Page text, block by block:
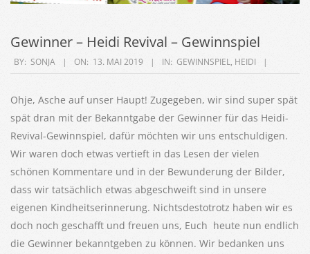
Gewinner – Heidi Revival – Gewinnspiel
2019-
13
BY: SONJA ON: 13. MAI 2019 IN: GEWINNSPIEL, HEIDI
Ohje, Asche auf unser Haupt! Zugegeben, wir sind super spät
spät dran mit der Bekanntgabe der Gewinner für das Heidi-
Revival-Gewinnspiel, dafür möchten wir uns entschuldigen.
Wir waren doch etwas vertieft in das Lesen der vielen
schönen Kommentare und in der Bewunderung der Bilder,
dass wir tatsächlich etwas abgeschweift sind in unsere
eigenen Kindheitserinnerung. Nichtsdestotrotz haben wir es
doch noch geschafft und freuen uns, Euch heute nun endlich
die Gewinner bekanntgeben zu können. Wir bedanken uns